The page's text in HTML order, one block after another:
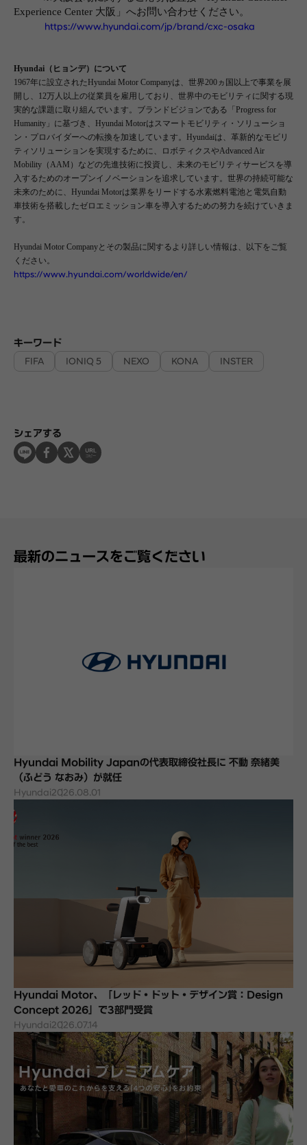
Experience Center 大阪」へお問い合わせください。
https://www.hyundai.com/jp/brand/cxc-osaka
Hyundai （ヒョンデ）について
1967年に設立されたHyundai Motor Companyは、世界200ヵ国以上で事業を展
開し、 12万人以上の従業員を雇用しており、世界中のモビリティに関する現
実的な課題に取り組んでいます。ブランドビジョンである「 Progress for
Humanity 」に基づき、 Hyundai Motorはスマートモビリティ・ソリューショ
ン・プロバイダーへの転換を加速しています。 Hyundaiは、革新的なモビリ
ティソリューションを実現するために、ロボティクスやAdvanced Air
Mobility （AAM ）などの先進技術に投資し、未来のモビリティサービスを導
入するためのオープンイノベーションを追求しています。世界の持続可能な
未来のために、 Hyundai Motorは業界をリードする水素燃料電池と電気自動
車技術を搭載したゼロエミッション車を導入するための努力を続けていきま
す。
Hyundai Motor Companyとその製品に関するより詳しい情報は、以下をご覧
ください。
https://www.hyundai.com/worldwide/en/
キーワード
FIFA IONIQ 5 NEXO KONA INSTER
シェアする
最新のニュースをご覧ください
Hyundai Mobility Japanの代表取締役社長に 不動 奈緒美
（ふどう なおみ）が就任
Hyundai2026.08.01
Hyundai Motor、「レッド・ドット・デザイン賞：Design
Concept 2026」で3部門受賞
Hyundai2026.07.14